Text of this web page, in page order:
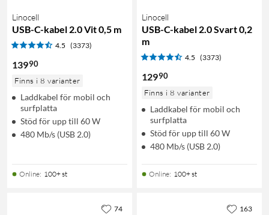
Linocell
USB-C-kabel 2.0 Vit 0,5 m
4.5 (3373)
13990
Finns i 8 varianter
Laddkabel för mobil och
surfplatta
Stöd för upp till 60 W
480 Mb/s (USB 2.0)
Online: 100+ st
Linocell
USB-C-kabel 2.0 Svart 0,2
m
4.5 (3373)
12990
Finns i 8 varianter
Laddkabel för mobil och
surfplatta
Stöd för upp till 60 W
480 Mb/s (USB 2.0)
Online: 100+ st
74 163